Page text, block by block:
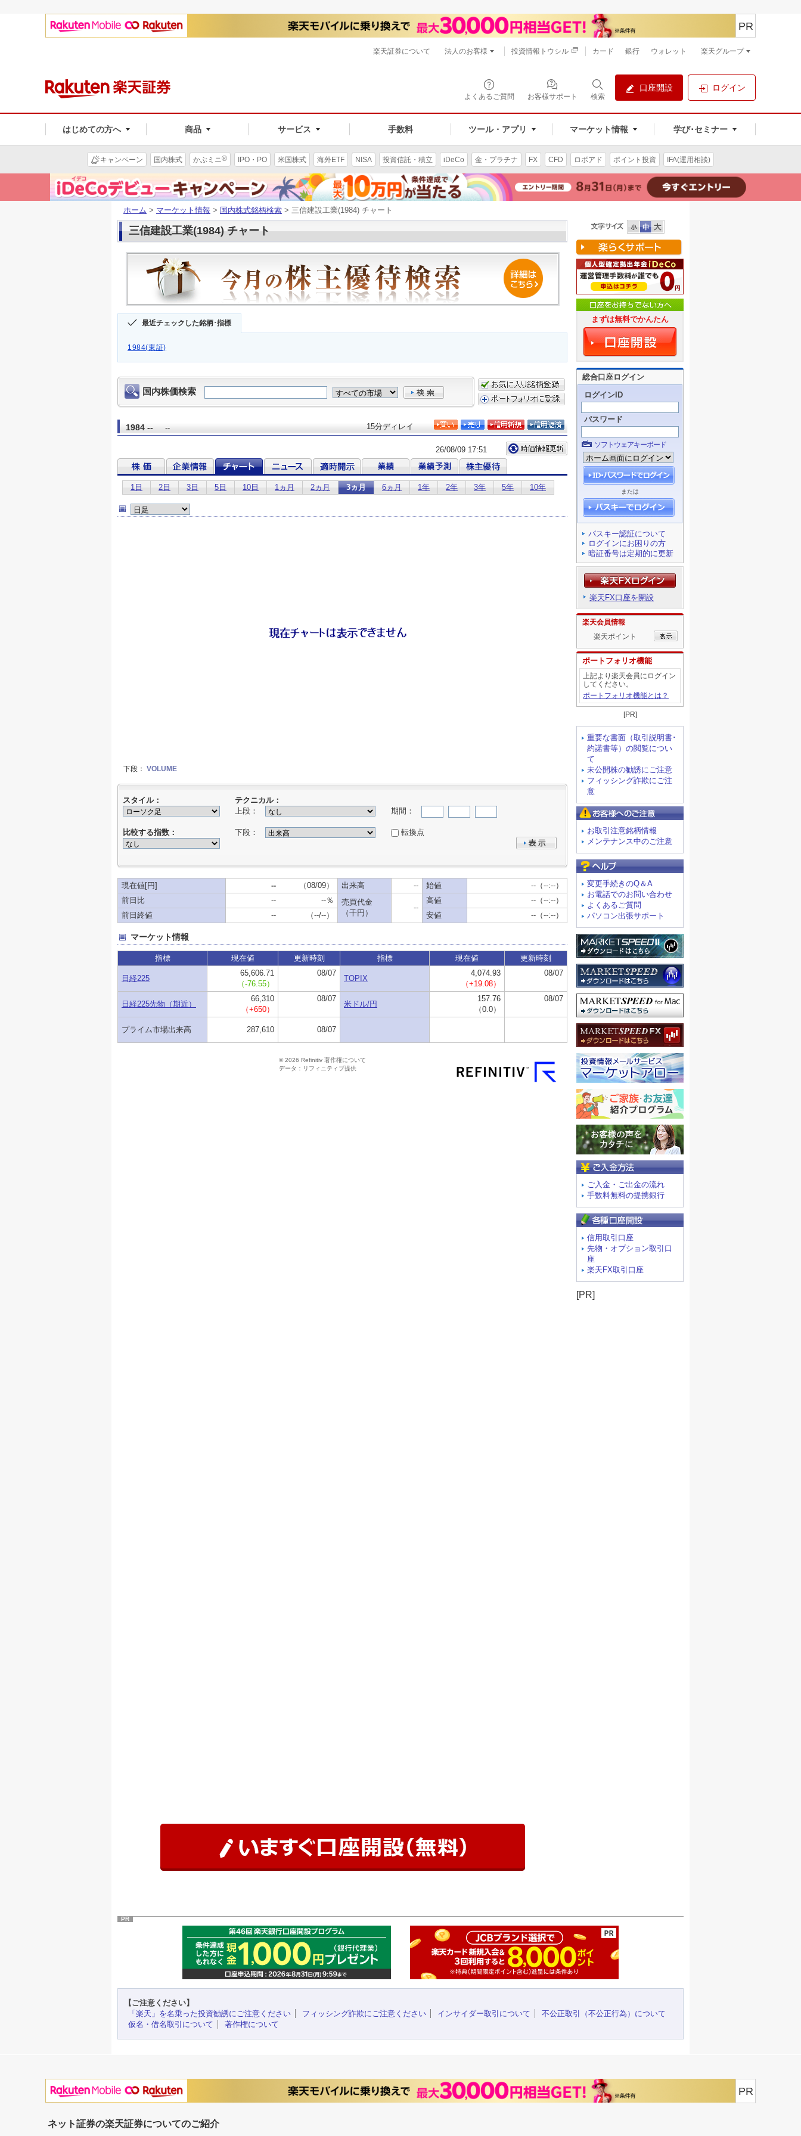
よくあるご質問 お客様サポート 検索
口座開設 ログイン
はじめての方へ 商品 サービス 手数料 ツール・アプリ マーケット情報 学び･セミナー
PR
楽天証券について 法人のお客様 投資情報トウシル カード 銀行 ウォレット 楽天グループ
キャンペーン 国内株式 かぶミニ® IPO・PO 米国株式 海外ETF NISA 投資信託・積立 iDeCo 金・プラチナ FX CFD ロボアド ポイント投資 IFA(運用相談)
ホーム > マーケット情報 > 国内株式銘柄検索 > 三信建設工業(1984) チャート
三信建設工業(1984) チャート
最近チェックした銘柄･指標
1984(東証)
まずは無料でかんたん
総合口座ログイン
ログインID
パスワード
ソフトウェアキーボード
または
パスキー認証について
ログインにお困りの方
暗証番号は定期的に更新
楽天FX口座を開設
楽天会員情報
楽天ポイント
ポートフォリオ機能
上記より楽天会員にログイン
してください。
ポートフォリオ機能とは？
[PR]
重要な書面（取引説明書･
約諾書等）の閲覧につい
て
未公開株の勧誘にご注意
フィッシング詐欺にご注
意
お取引注意銘柄情報
メンテナンス中のご注意
変更手続きのQ＆A
お電話でのお問い合わせ
よくあるご質問
パソコン出張サポート
ご入金・ご出金の流れ
手数料無料の提携銀行
信用取引口座
先物・オプション取引口
座
楽天FX取引口座
[PR]
PR
【ご注意ください】
「楽天」を名乗った投資勧誘にご注意ください
フィッシング詐欺にご注意ください インサイダー取引について
不公正取引（不公正行為）について
仮名・借名取引について
著作権について
PR
ネット証券の楽天証券についてのご紹介